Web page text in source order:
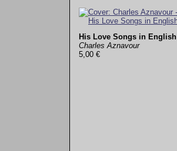
His Love Songs in English
Charles Aznavour
5,00 €